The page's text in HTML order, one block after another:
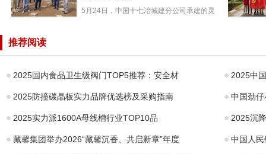
体系
资源化利用项目
5月24日，中国十七冶城建分公司承建的灵
推荐阅读
2025国内食品卫生级阀门TOP5推荐：安全材 2025中
2025防撞碳晶板实力品牌优选榜及采购指南 中国劲
2025实力派1600A母线槽行业TOP10品 2025沉
藏馨集团举办2026“藏馨沉香、共启新章”年度 中国人